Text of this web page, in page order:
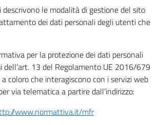
descrivono le modalità di gestione del sito
dei dati personali degli utenti che
per la protezione dei dati personali
dell’art. 13 del Regolamento UE 2016/679
a coloro che interagiscono con i servizi web
via telematica a partire dall’indirizzo:
www.normattiva.it/mfr